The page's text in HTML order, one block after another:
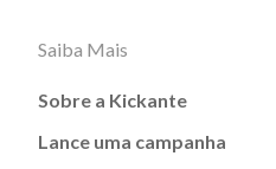
Saiba Mais
Sobre a Kickante
Lance uma campanha